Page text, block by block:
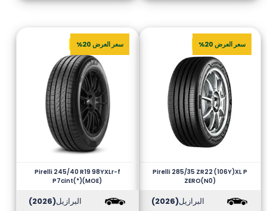
سعر العرض 20%
Pirelli 285/35 ZR22 (106Y)XL P
ZERO(N0)
البرازيل(2026)
سعر العرض 20%
Pirelli 245/40 R19 98YXLr-f
P7cint(*)(MOE)
البرازيل(2026)